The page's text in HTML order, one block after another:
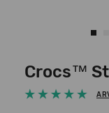
Crocs™